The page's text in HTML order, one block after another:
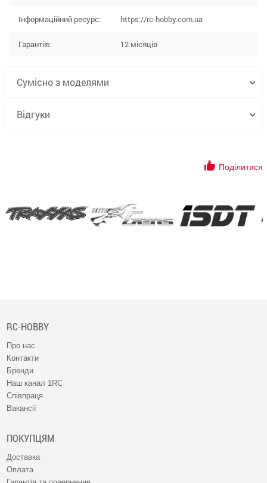
Інформаційний ресурс: https://rc-hobby.com.ua
Гарантія: 12 місяців
Сумісно з моделями
Відгуки
Поділитися
RC-HOBBY
Про нас
Контакти
Бренди
Наш канал 1RC
Співпраця
Вакансії
ПОКУПЦЯМ
Доставка
Оплата